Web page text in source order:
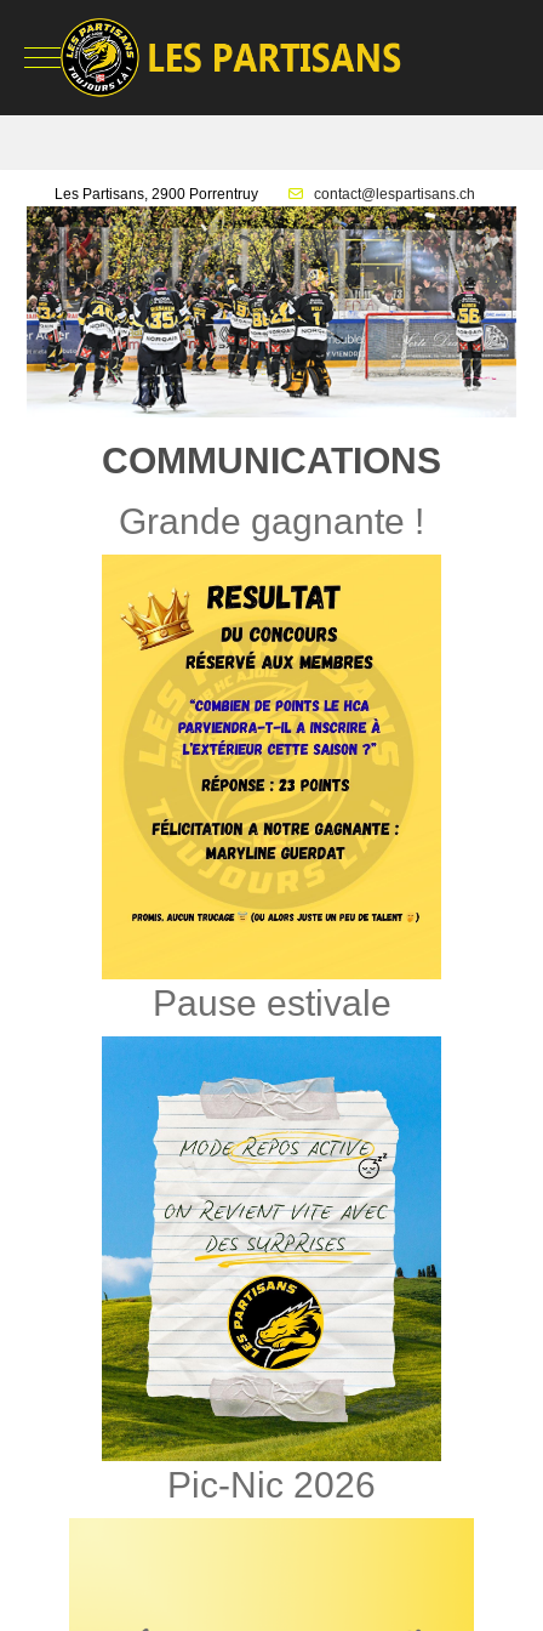
Mobile Menu Toggle
Les Partisans, 2900 Porrentruy contact@lespartisans.ch
COMMUNICATIONS
Grande gagnante !
Pause estivale
Pic-Nic 2026